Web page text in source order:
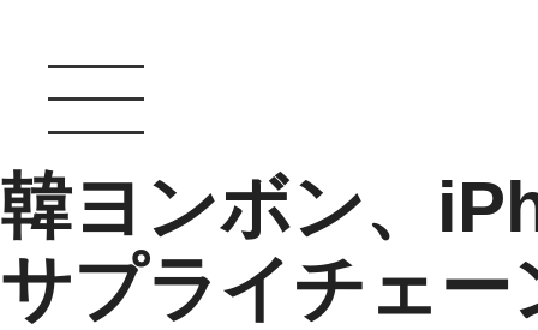
韓ヨンボン、
サプライチェー